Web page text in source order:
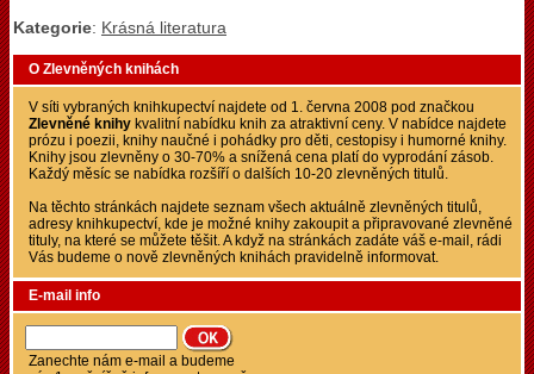
Kategorie: Krásná literatura
O Zlevněných knihách
V síti vybraných knihkupectví najdete od 1. června 2008 pod značkou
Zlevněné knihy kvalitní nabídku knih za atraktivní ceny. V nabídce najdete
prózu i poezii, knihy naučné i pohádky pro děti, cestopisy i humorné knihy.
Knihy jsou zlevněny o 30-70% a snížená cena platí do vyprodání zásob.
Každý měsíc se nabídka rozšíří o dalších 10-20 zlevněných titulů.
Na těchto stránkách najdete seznam všech aktuálně zlevněných titulů,
adresy knihkupectví, kde je možné knihy zakoupit a připravované zlevněné
tituly, na které se můžete těšit. A když na stránkách zadáte váš e-mail, rádi
Vás budeme o nově zlevněných knihách pravidelně informovat.
E-mail info
Zanechte nám e-mail a budeme